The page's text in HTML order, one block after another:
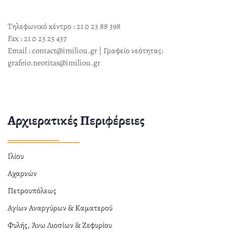
Τηλεφωνικό κέντρο : 21 0 23 88 398
Fax : 21 0 23 25 437
Email : contact@imiliou.gr | Γραφείο νεότητας:
grafeio.neotitas@imiliou.gr
Αρχιερατικές Περιφέρειες
Ιλίου
Αχαρνών
Πετρουπόλεως
Αγίων Αναργύρων & Καματερού
Φυλής, Άνω Λιοσίων & Ζεφυρίου